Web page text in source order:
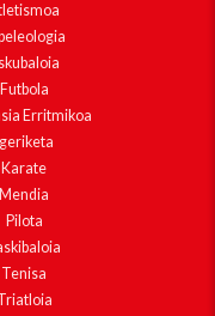
Futbola
Erritmikoa
Igeriketa
Karate
Mendia
Pilota
Tenisa